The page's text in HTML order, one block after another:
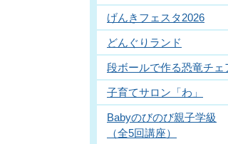
げんきフェスタ2026
どんぐりランド
段ボールで作る恐竜チェ
子育てサロン「わ」
Babyのびのび親子学級
（全5回講座）